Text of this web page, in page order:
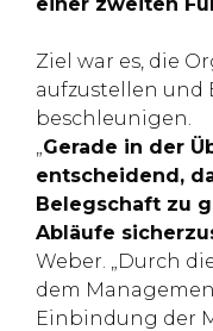
Ziel war es, die
aufzustellen und
beschleunigen.
„Gerade in der
entscheidend,
Belegschaft zu
Abläufe
Weber. „Durch
dem
Einbindung der